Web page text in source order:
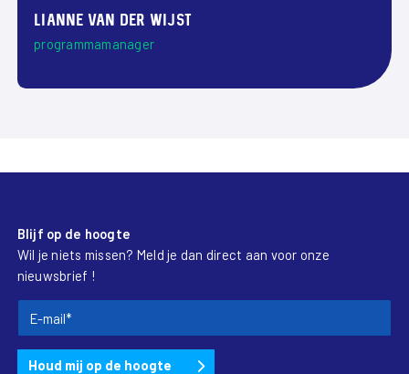
Lianne van der Wijst
programmamanager
Blijf op de hoogte
Wil je niets missen? Meld je dan direct aan voor onze
nieuwsbrief !